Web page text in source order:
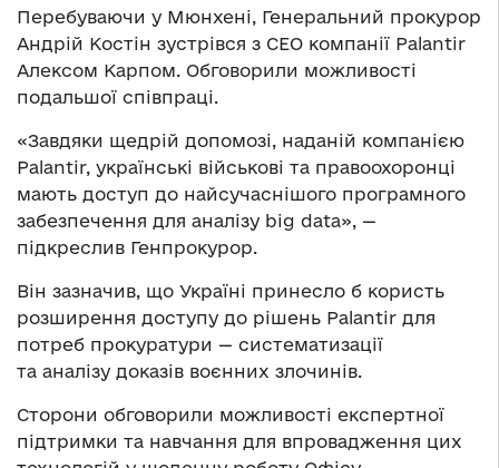
Перебуваючи у Мюнхені, Генеральний прокурор
Андрій Костін зустрівся з CEO компанії Palantir
Алексом Карпом. Обговорили можливості
подальшої співпраці.
«Завдяки щедрій допомозі, наданій компанією
Palantir, українські військові та правоохоронці
мають доступ до найсучаснішого програмного
забезпечення для аналізу big data», —
підкреслив Генпрокурор.
Він зазначив, що Україні принесло б користь
розширення доступу до рішень Palantir для
потреб прокуратури — систематизації
та аналізу доказів воєнних злочинів.
Сторони обговорили можливості експертної
підтримки та навчання для впровадження цих